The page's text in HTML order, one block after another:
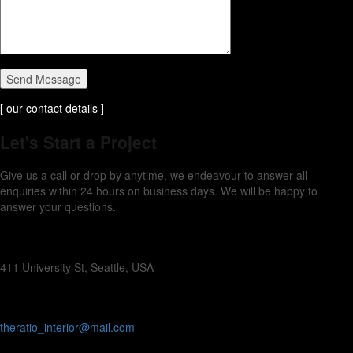
Send Message
[ our contact details ]
Let's Start a Project
Give us a call or drop by anytime, we endeavour to answer all
enquiries within 24 hours on business days. We will be happy to
answer your questions.
411 University St, Seattle, USA
theratio_interior@mail.com